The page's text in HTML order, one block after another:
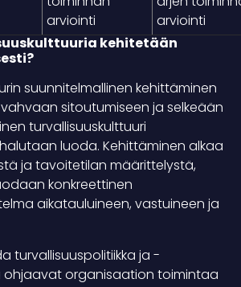
arviointi
arviointi
kehitetään
suunnitelmallinen kehittäminen
sitoutumiseen ja selkeään
turvallisuuskulttuuri
luoda. Kehittäminen alkaa
ja tavoitetilan määrittelystä,
konkreettinen
aikatauluineen, vastuineen ja
turvallisuuspolitiikka ja -
ohjaavat organisaation toimintaa